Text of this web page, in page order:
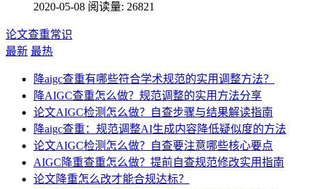
2020-05-08 阅读量: 26821
论文查重常识
最新 最热
降aigc查重有哪些符合学术规范的实用调整方法？
降AIGC查重怎么做？规范调整的实用方法分享
论文AIGC检测怎么做？自查步骤与结果解读指南
降aigc查重：规范调整AI生成内容降低疑似度的方法
论文AIGC检测怎么做？自查要注意哪些核心要点
AIGC降重查重怎么做？提前自查规范修改实用指南
论文降重怎么改才能合规达标？